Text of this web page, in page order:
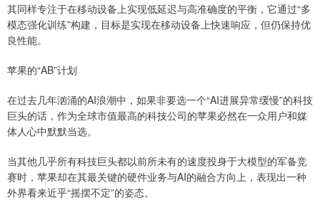
其同样专注于在移动设备上实现低延迟与高准确度的平衡，它通过“多
模态强化训练”构建，目标是实现在移动设备上快速响应，但仍保持优
良性能。
苹果的“AB”计划
在过去几年汹涌的AI浪潮中，如果非要选一个“AI进展异常缓慢”的科技
巨头的话，作为全球市值最高的科技公司的苹果必然在一众用户和媒
体人心中默默当选。
当其他几乎所有科技巨头都以前所未有的速度投身于大模型的军备竞
赛时，苹果却在其最关键的硬件业务与AI的融合方向上，表现出一种
外界看来近乎“摇摆不定”的姿态。